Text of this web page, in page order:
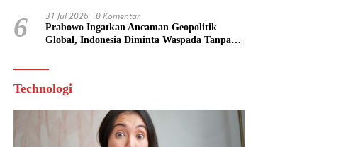
6 31 Jul 2026 0 Komentar
Prabowo Ingatkan Ancaman Geopolitik
Global, Indonesia Diminta Waspada Tanpa
Technologi